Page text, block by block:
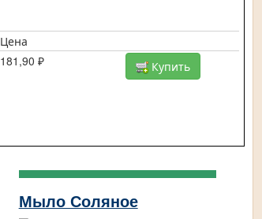
Цена
181,90 ₽ Купить
Мыло Соляное